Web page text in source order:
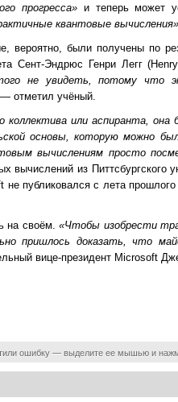
прогресса» и теперь может
квантовые вычисления»
вероятно, были получены по
Сент-Эндрюс Генри Легг
не увидеть, потому что
отметил учёный.
или аспиранта,
основы, которую можно
вычислениям просто
вычислений из
не публиковался с лета
на своём. «Чтобы изобрести
пришлось доказать, что
вице-президент Microsoft
ошибку — выделите ее мышью и